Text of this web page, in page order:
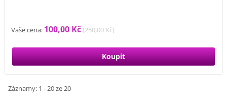
Vaše cena: 100,00 Kč(250,00 Kč)
Záznamy: 1 - 20 ze 20